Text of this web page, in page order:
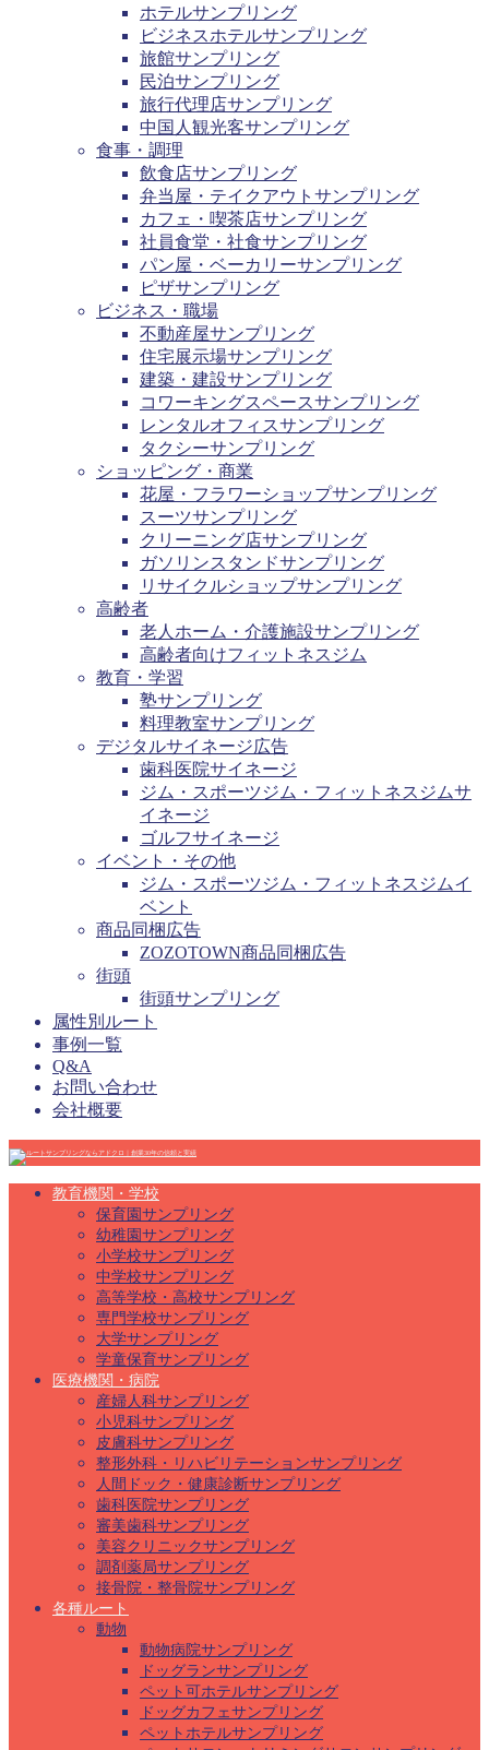
ホテルサンプリング
ビジネスホテルサンプリング
旅館サンプリング
民泊サンプリング
旅行代理店サンプリング
中国人観光客サンプリング
食事・調理
飲食店サンプリング
弁当屋・テイクアウトサンプリング
カフェ・喫茶店サンプリング
社員食堂・社食サンプリング
パン屋・ベーカリーサンプリング
ピザサンプリング
ビジネス・職場
不動産屋サンプリング
住宅展示場サンプリング
建築・建設サンプリング
コワーキングスペースサンプリング
レンタルオフィスサンプリング
タクシーサンプリング
ショッピング・商業
花屋・フラワーショップサンプリング
スーツサンプリング
クリーニング店サンプリング
ガソリンスタンドサンプリング
リサイクルショップサンプリング
高齢者
老人ホーム・介護施設サンプリング
高齢者向けフィットネスジム
教育・学習
塾サンプリング
料理教室サンプリング
デジタルサイネージ広告
歯科医院サイネージ
ジム・スポーツジム・フィットネスジムサ
イネージ
ゴルフサイネージ
イベント・その他
ジム・スポーツジム・フィットネスジムイ
ベント
商品同梱広告
ZOZOTOWN商品同梱広告
街頭
街頭サンプリング
属性別ルート
事例一覧
Q&A
お問い合わせ
会社概要
教育機関・学校
保育園サンプリング
幼稚園サンプリング
小学校サンプリング
中学校サンプリング
高等学校・高校サンプリング
専門学校サンプリング
大学サンプリング
学童保育サンプリング
医療機関・病院
産婦人科サンプリング
小児科サンプリング
皮膚科サンプリング
整形外科・リハビリテーションサンプリング
人間ドック・健康診断サンプリング
歯科医院サンプリング
審美歯科サンプリング
美容クリニックサンプリング
調剤薬局サンプリング
接骨院・整骨院サンプリング
各種ルート
動物
動物病院サンプリング
ドッグランサンプリング
ペット可ホテルサンプリング
ドッグカフェサンプリング
ペットホテルサンプリング